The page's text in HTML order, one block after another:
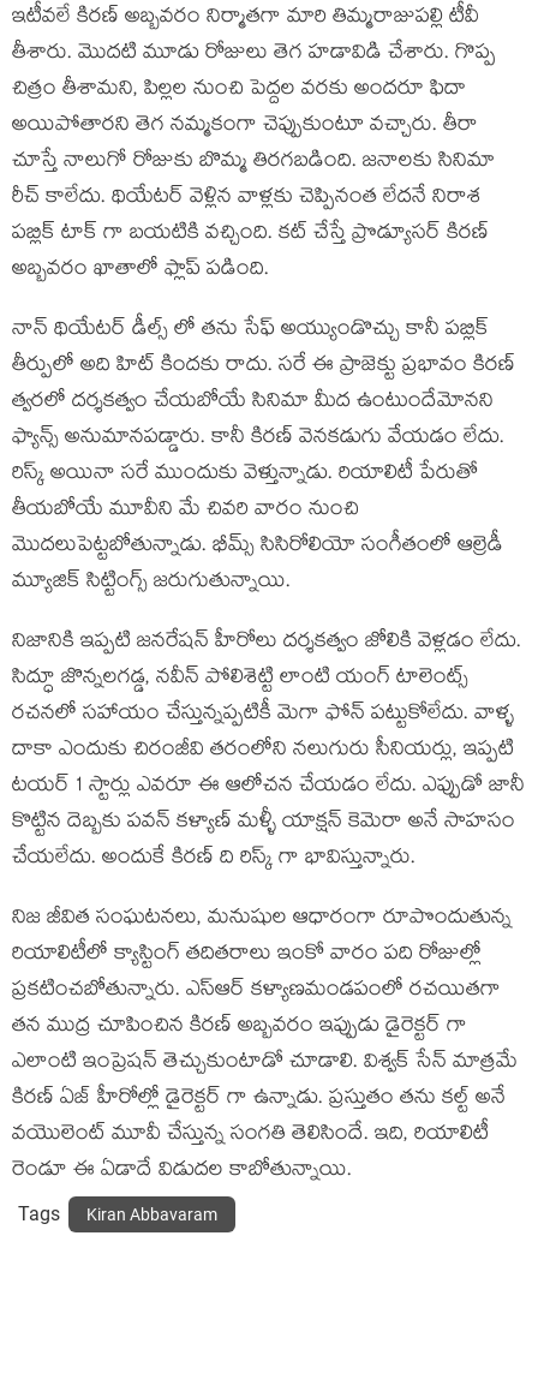
ఇటీవలే కిరణ్ అబ్బవరం నిర్మాతగా మారి తిమ్మరాజుపల్లి టీవీ
తీశారు. మొదటి మూడు రోజులు తెగ హడావిడి చేశారు. గొప్ప
చిత్రం తీశామని, పిల్లల నుంచి పెద్దల వరకు అందరూ ఫిదా
అయిపోతారని తెగ నమ్మకంగా చెప్పుకుంటూ వచ్చారు. తీరా
చూస్తే నాలుగో రోజుకు బొమ్మ తిరగబడింది. జనాలకు సినిమా
రీచ్ కాలేదు. థియేటర్ వెళ్లిన వాళ్లకు చెప్పినంత లేదనే నిరాశ
పబ్లిక్ టాక్ గా బయటికి వచ్చింది. కట్ చేస్తే ప్రొడ్యూసర్ కిరణ్
అబ్బవరం ఖాతాలో ఫ్లాప్ పడింది.
నాన్ థియేటర్ డీల్స్ లో తను సేఫ్ అయ్యుండొచ్చు కానీ పబ్లిక్
తీర్పులో అది హిట్ కిందకు రాదు. సరే ఈ ప్రాజెక్టు ప్రభావం కిరణ్
త్వరలో దర్శకత్వం చేయబోయే సినిమా మీద ఉంటుందేమోనని
ఫ్యాన్స్ అనుమానపడ్డారు. కానీ కిరణ్ వెనకడుగు వేయడం లేదు.
రిస్క్ అయినా సరే ముందుకు వెళ్తున్నాడు. రియాలిటీ పేరుతో
తీయబోయే మూవీని మే చివరి వారం నుంచి
మొదలుపెట్టబోతున్నాడు. భీమ్స్ సిసిరోలియో సంగీతంలో ఆల్రెడీ
మ్యూజిక్ సిట్టింగ్స్ జరుగుతున్నాయి.
నిజానికి ఇప్పటి జనరేషన్ హీరోలు దర్శకత్వం జోలికి వెళ్లడం లేదు.
సిద్ధూ జొన్నలగడ్డ, నవీన్ పోలిశెట్టి లాంటి యంగ్ టాలెంట్స్
రచనలో సహాయం చేస్తున్నప్పటికీ మెగా ఫోన్ పట్టుకోలేదు. వాళ్ళ
దాకా ఎందుకు చిరంజీవి తరంలోని నలుగురు సీనియర్లు, ఇప్పటి
టయర్ 1 స్టార్లు ఎవరూ ఈ ఆలోచన చేయడం లేదు. ఎప్పుడో జానీ
కొట్టిన దెబ్బకు పవన్ కళ్యాణ్ మళ్ళీ యాక్షన్ కెమెరా అనే సాహసం
చేయలేదు. అందుకే కిరణ్ ది రిస్క్ గా భావిస్తున్నారు.
నిజ జీవిత సంఘటనలు, మనుషుల ఆధారంగా రూపొందుతున్న
రియాలిటీలో క్యాస్టింగ్ తదితరాలు ఇంకో వారం పది రోజుల్లో
ప్రకటించబోతున్నారు. ఎస్ఆర్ కళ్యాణమండపంలో రచయితగా
తన ముద్ర చూపించిన కిరణ్ అబ్బవరం ఇప్పుడు డైరెక్టర్ గా
ఎలాంటి ఇంప్రెషన్ తెచ్చుకుంటాడో చూడాలి. విశ్వక్ సేన్ మాత్రమే
కిరణ్ ఏజ్ హీరోల్లో డైరెక్టర్ గా ఉన్నాడు. ప్రస్తుతం తను కల్ట్ అనే
వయొలెంట్ మూవీ చేస్తున్న సంగతి తెలిసిందే. ఇది, రియాలిటీ
రెండూ ఈ ఏడాదే విడుదల కాబోతున్నాయి.
Tags Kiran Abbavaram